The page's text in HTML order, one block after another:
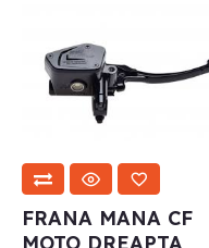
FRANA MANA CF
MOTO DREAPTA